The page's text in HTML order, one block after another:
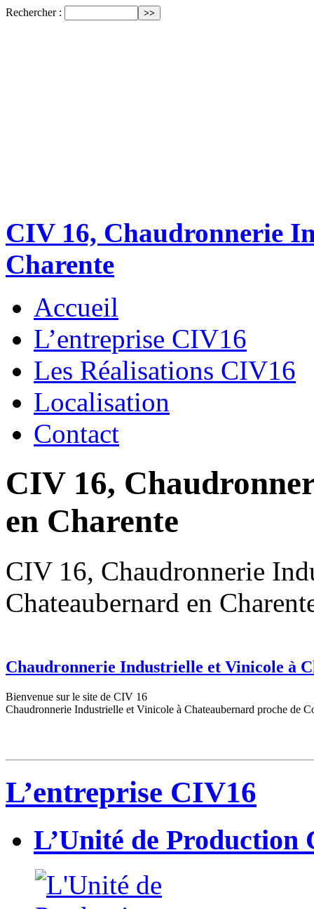
Rechercher :
CIV 16, Chaudronnerie
Charente
Accueil
L’entreprise CIV16
Les Réalisations CIV16
Localisation
Contact
CIV 16,
en Charente
CIV 16, Chaudronnerie
Chateaubernard en
Chaudronnerie Industrielle et Vinicole à
Bienvenue sur le site de CIV 16
Chaudronnerie Industrielle et Vinicole à Chateaubernard proche de
L’entreprise CIV16
L’Unité de Production